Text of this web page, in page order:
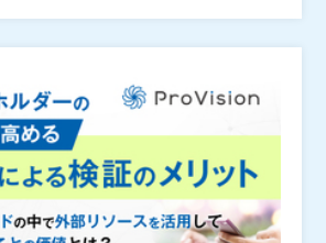
別してメンテナンスの負担も軽減し
動テストツールを活用した効率的か
ーとAI自動テストツールベンダーが解
す。 第三者検証ベンダーによる支
スト導入のポイントについてご紹介
対応したノーコードテスト 自動化ツ
デザインにより初めての方も簡単に
による 自動修復がユーザーのメン
に助けてくれます。本セッションで
上の 企業様に導入済みのMagicPod
活用法をご紹介いたします。
ブ（）
（）
ース活用研究所（） マジセミ株式